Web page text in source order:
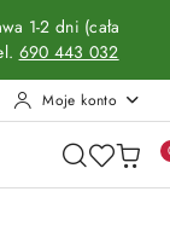
1-2 dni (cała
690 443 032
Moje konto